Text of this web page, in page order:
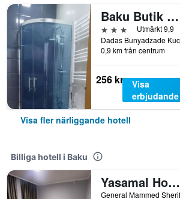
Baku Butik Mini
3 stjärnorUtmärkt 9,9
0,9 km från centrum
256 kr
Visa
erbjudande
Visa fler närliggande hotell
Billiga hotell i Baku
Yasamal Hostel